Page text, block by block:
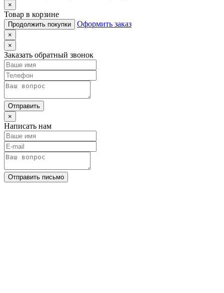
×
Товар в корзине
Продолжить покупки Оформить заказ
×
×
Заказать обратный звонок
Отправить
×
Написать нам
Отправить письмо